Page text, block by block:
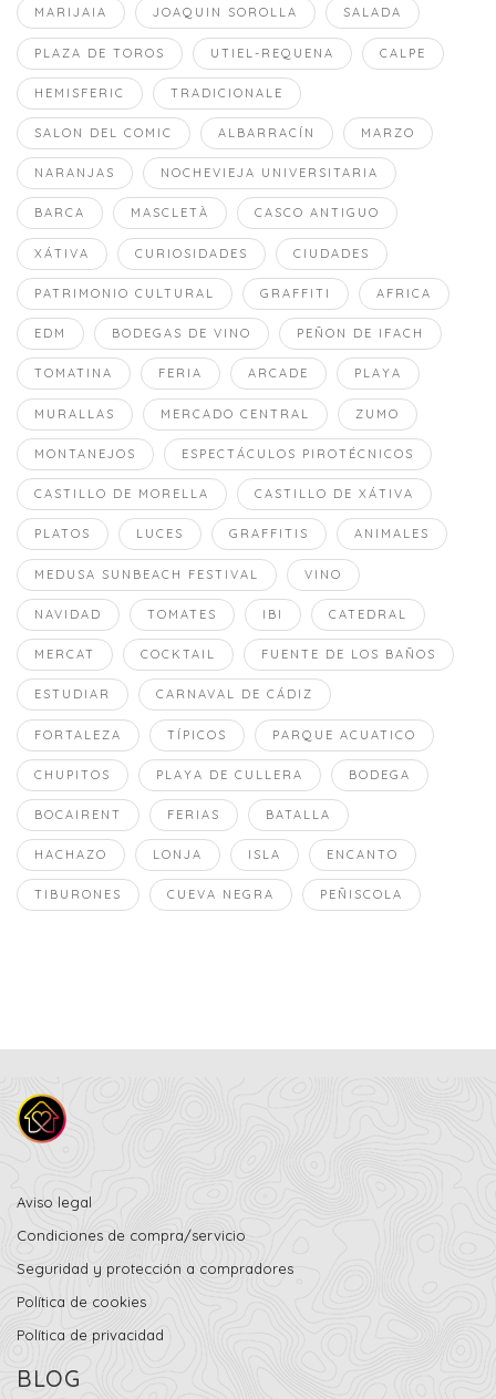
MARIJAIA JOAQUIN SOROLLA SALADA
PLAZA DE TOROS UTIEL-REQUENA CALPE
HEMISFERIC TRADICIONALE
SALON DEL COMIC ALBARRACÍN MARZO
NARANJAS NOCHEVIEJA UNIVERSITARIA
BARCA MASCLETÀ CASCO ANTIGUO
XÁTIVA CURIOSIDADES CIUDADES
PATRIMONIO CULTURAL GRAFFITI AFRICA
EDM BODEGAS DE VINO PEÑON DE IFACH
TOMATINA FERIA ARCADE PLAYA
MURALLAS MERCADO CENTRAL ZUMO
MONTANEJOS ESPECTÁCULOS PIROTÉCNICOS
CASTILLO DE MORELLA CASTILLO DE XÁTIVA
PLATOS LUCES GRAFFITIS ANIMALES
MEDUSA SUNBEACH FESTIVAL VINO
NAVIDAD TOMATES IBI CATEDRAL
MERCAT COCKTAIL FUENTE DE LOS BAÑOS
ESTUDIAR CARNAVAL DE CÁDIZ
FORTALEZA TÍPICOS PARQUE ACUATICO
CHUPITOS PLAYA DE CULLERA BODEGA
BOCAIRENT FERIAS BATALLA
HACHAZO LONJA ISLA ENCANTO
TIBURONES CUEVA NEGRA PEÑISCOLA
Aviso legal
Condiciones de compra/servicio
Seguridad y protección a compradores
Política de cookies
Política de privacidad
BLOG